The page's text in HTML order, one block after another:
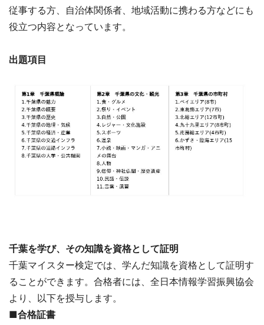
従事する方、自治体関係者、地域活動に携わる方などにも
役立つ内容となっています。
出題項目
千葉を学び、その知識を資格として証明
千葉マイスター検定では、学んだ知識を資格として証明す
ることができます。合格者には、全日本情報学習振興協会
より、以下を授与します。
■合格証書